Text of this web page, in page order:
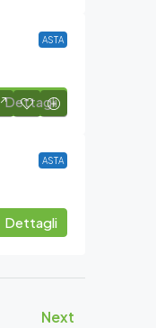
ASTA
Dettagli
ASTA
Dettagli
Next